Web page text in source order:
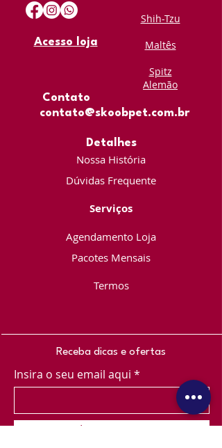
Acesso loja
Shih-Tzu
Maltês
Spitz
Alemão
Contato
contato@skoobpet.com.br
Detalhes
Nossa História
Dúvidas Frequente
Serviços
Agendamento Loja
Pacotes Mensais
Termos
Receba dicas e ofertas
Insira o seu email aqui
Inscrever-se